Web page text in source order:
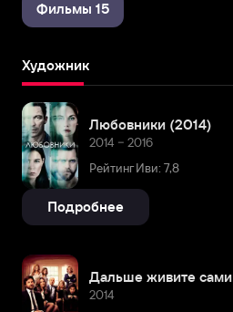
Фильмы 15
Художник
Любовники (2014)
2014 – 2016
Рейтинг Иви: 7,8
Подробнее
Дальше живите сами
2014